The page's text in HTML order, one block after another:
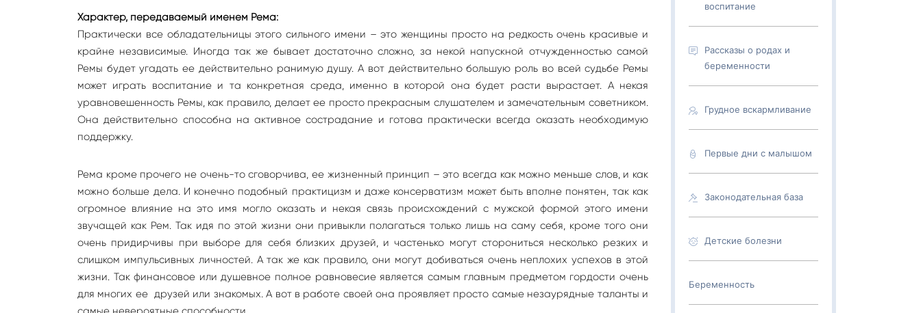
Характер, передаваемый именем Рема:
Практически все обладательницы этого сильного имени – это женщины просто на редкость очень красивые и
крайне независимые. Иногда так же бывает достаточно сложно, за некой напускной отчужденностью самой
Ремы будет угадать ее действительно ранимую душу. А вот действительно большую роль во всей судьбе Ремы
может играть воспитание и та конкретная среда, именно в которой она будет расти вырастает. А некая
уравновешенность Ремы, как правило, делает ее просто прекрасным слушателем и замечательным советником.
Она действительно способна на активное сострадание и готова практически всегда оказать необходимую
поддержку.
Рема кроме прочего не очень-то сговорчива, ее жизненный принцип – это всегда как можно меньше слов, и как
можно больше дела. И конечно подобный практицизм и даже консерватизм может быть вполне понятен, так как
огромное влияние на это имя могло оказать и некая связь происхождений с мужской формой этого имени
звучащей как Рем. Так идя по этой жизни они привыкли полагаться только лишь на саму себя, кроме того они
очень придирчивы при выборе для себя близких друзей, и частенько могут сторониться несколько резких и
слишком импульсивных личностей. А так же как правило, они могут добиваться очень неплохих успехов в этой
жизни. Так финансовое или душевное полное равновесие является самым главным предметом гордости очень
для многих ее друзей или знакомых. А вот в работе своей она проявляет просто самые незаурядные таланты и
воспитание
Рассказы о родах и
беременности
Грудное вскармливание
Первые дни с малышом
Законодательная база
Детские болезни
Беременность